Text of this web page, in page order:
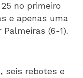
no primeiro
e apenas uma
(6-1).
seis rebotes e